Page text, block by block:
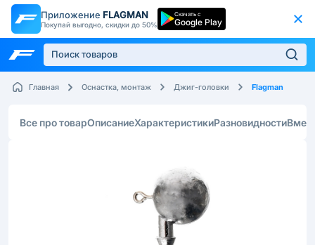
Приложение FLAGMAN
Покупай выгодно, скидки до 50%
Скачать с
Google Play
Главная Оснастка, монтаж Джиг-головки Flagman
Все про товарОписаниеХарактеристикиРазновидности